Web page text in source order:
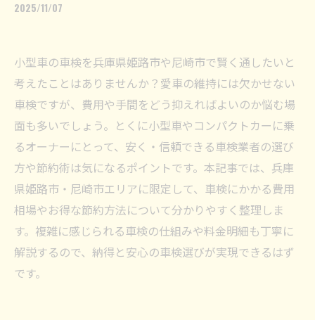
2025/11/07
小型車の車検を兵庫県姫路市や尼崎市で賢く通したいと
考えたことはありませんか？愛車の維持には欠かせない
車検ですが、費用や手間をどう抑えればよいのか悩む場
面も多いでしょう。とくに小型車やコンパクトカーに乗
るオーナーにとって、安く・信頼できる車検業者の選び
方や節約術は気になるポイントです。本記事では、兵庫
県姫路市・尼崎市エリアに限定して、車検にかかる費用
相場やお得な節約方法について分かりやすく整理しま
す。複雑に感じられる車検の仕組みや料金明細も丁寧に
解説するので、納得と安心の車検選びが実現できるはず
です。